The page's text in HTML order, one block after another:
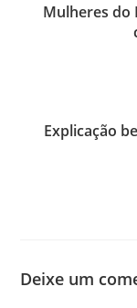
Mulheres do
Explicação
Deixe um